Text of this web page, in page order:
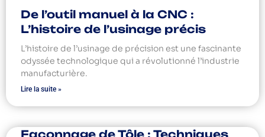
De l’outil manuel à la CNC :
L’histoire de l’usinage précis
L’histoire de l’usinage de précision est une fascinante
odyssée technologique qui a révolutionné l’industrie
manufacturière.
Lire la suite »
Façonnage de Tôle : Techniques